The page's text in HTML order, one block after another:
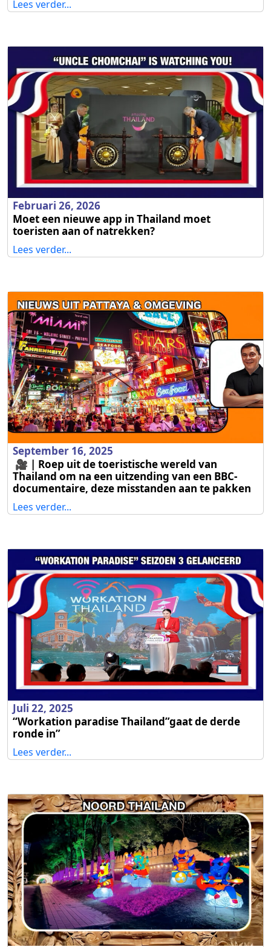
Lees verder...
Februari 26, 2026
Moet een nieuwe app in Thailand moet
toeristen aan of natrekken?
Lees verder...
September 16, 2025
🎥 | Roep uit de toeristische wereld van
Thailand om na een uitzending van een BBC-
documentaire, deze misstanden aan te pakken
Lees verder...
Juli 22, 2025
“Workation paradise Thailand”gaat de derde
ronde in”
Lees verder...